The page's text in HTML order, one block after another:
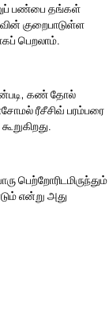
பண்பை தங்கள்
குறைபாடுள்ள
பெறலாம்.
கண் தோல்
ரீசீசிவ் பரம்பரை
பெற்றோரிடமிருந்தும்
என்று அது